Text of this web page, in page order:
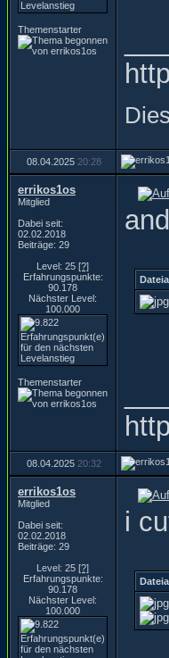
Themenstarter
08.04.2025 20:28
errikos1os
Mitglied
Dabei seit:
02.02.2018
Beiträge: 29
Level: 25 [?]
Erfahrungspunkte:
90.178
Nächster Level:
100.000
Themenstarter
and
08.04.2025 20:32
errikos1os
Mitglied
Dabei seit:
02.02.2018
Beiträge: 29
Level: 25 [?]
Erfahrungspunkte:
90.178
Nächster Level:
100.000
i